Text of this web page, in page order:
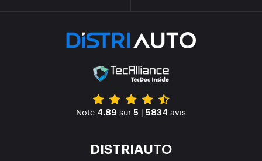
Note 4.89 sur 5 | 5834 avis
DISTRIAUTO